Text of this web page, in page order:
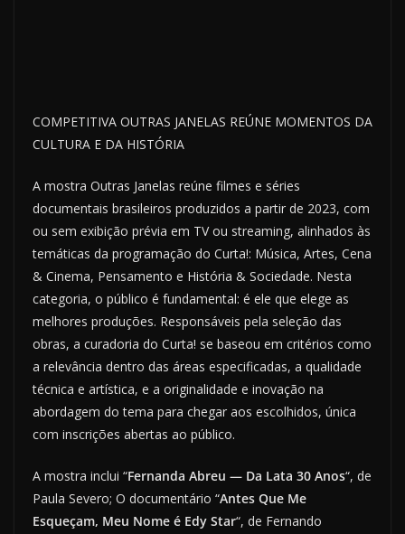
COMPETITIVA OUTRAS JANELAS REÚNE MOMENTOS DA
CULTURA E DA HISTÓRIA
A mostra Outras Janelas reúne filmes e séries
documentais brasileiros produzidos a partir de 2023, com
ou sem exibição prévia em TV ou streaming, alinhados às
temáticas da programação do Curta!: Música, Artes, Cena
& Cinema, Pensamento e História & Sociedade. Nesta
categoria, o público é fundamental: é ele que elege as
melhores produções. Responsáveis pela seleção das
obras, a curadoria do Curta! se baseou em critérios como
a relevância dentro das áreas especificadas, a qualidade
técnica e artística, e a originalidade e inovação na
abordagem do tema para chegar aos escolhidos, única
com inscrições abertas ao público.
A mostra inclui “Fernanda Abreu — Da Lata 30 Anos“, de
Paula Severo; O documentário “Antes Que Me
Esqueçam, Meu Nome é Edy Star“, de Fernando